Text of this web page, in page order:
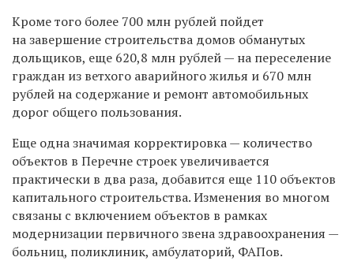
Кроме того более 700 млн рублей пойдет
на завершение строительства домов обманутых
дольщиков, еще 620,8 млн рублей — на переселение
граждан из ветхого аварийного жилья и 670 млн
рублей на содержание и ремонт автомобильных
дорог общего пользования.
Еще одна значимая корректировка — количество
объектов в Перечне строек увеличивается
практически в два раза, добавится еще 110 объектов
капитального строительства. Изменения во многом
связаны с включением объектов в рамках
модернизации первичного звена здравоохранения —
больниц, поликлиник, амбулаторий, ФАПов.